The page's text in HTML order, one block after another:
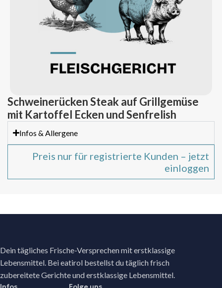
Schweinerücken Steak auf Grillgemüse
mit Kartoffel Ecken und Senfrelish
Infos & Allergene
Preis nur für registrierte Kunden – jetzt
einloggen
Dein tägliches Frische-Versprechen mit erstklassige
Lebensmittel. Bei eatirol bestellst du täglich frisch
zubereitete Gerichte und erstklassige Lebensmittel.